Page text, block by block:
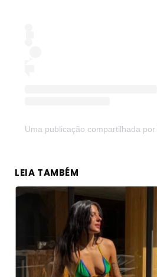
Uma publicação compartilhada por
LEIA TAMBÉM